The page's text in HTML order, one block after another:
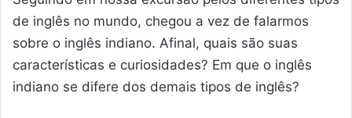
de inglês no mundo, chegou a vez de falarmos
sobre o inglês indiano. Afinal, quais são suas
características e curiosidades? Em que o inglês
indiano se difere dos demais tipos de inglês?